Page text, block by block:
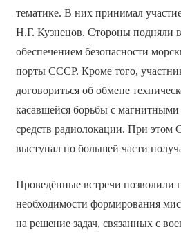
тематике. В них принимал
Н.Г. Кузнецов. Стороны подняли
обеспечением безопасности
порты СССР. Кроме того,
договориться об обмене
касавшейся борьбы с
средств радиолокации. При этом
выступал по большей части
Проведённые встречи позволили
необходимости формирования
на решение задач, связанных с